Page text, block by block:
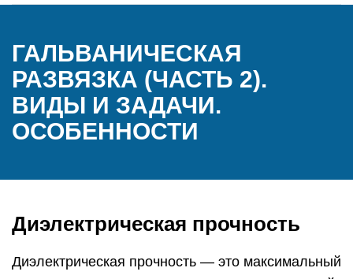
ГАЛЬВАНИЧЕСКАЯ
РАЗВЯЗКА (ЧАСТЬ 2).
ВИДЫ И ЗАДАЧИ.
ОСОБЕННОСТИ
Диэлектрическая прочность
Диэлектрическая прочность — это максимальный